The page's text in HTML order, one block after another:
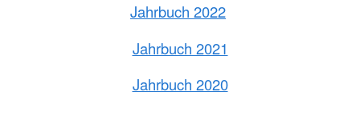
Jahrbuch 2022
Jahrbuch 2021
Jahrbuch 2020